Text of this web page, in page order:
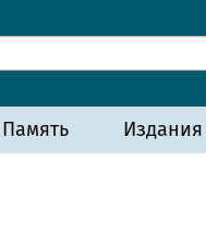
Память Издания